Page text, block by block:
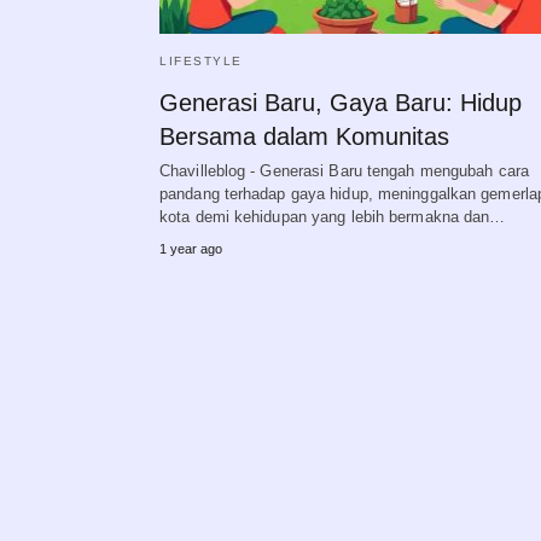
LIFESTYLE
Generasi Baru, Gaya Baru: Hidup
Bersama dalam Komunitas
Chavilleblog - Generasi Baru tengah mengubah cara
pandang terhadap gaya hidup, meninggalkan
kota demi kehidupan yang lebih bermakna dan…
1 year ago